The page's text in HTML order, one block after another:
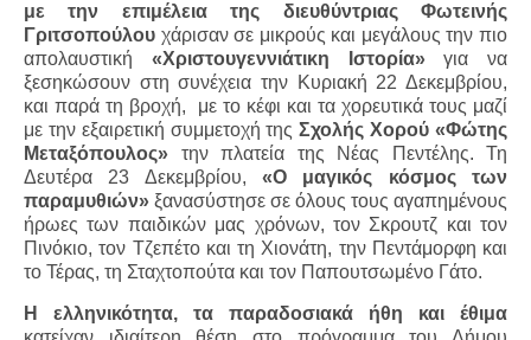
με την επιμέλεια της διευθύντριας Φωτεινής
Γριτσοπούλου χάρισαν σε μικρούς και μεγάλους την πιο
απολαυστική «Χριστουγεννιάτικη Ιστορία»για να
ξεσηκώσουν στη συνέχεια την Κυριακή 22 Δεκεμβρίου,
και παρά τη βροχή,
με το κέφι και τα χορευτικά τους μαζί
με την εξαιρετική συμμετοχή τηςΣχολής Χορού «Φώτης
Μεταξόπουλος» την πλατεία της Νέας Πεντέλης. Τη
Δευτέρα 23 Δεκεμβρίου, «Ο μαγικός κόσμος των
παραμυθιών» ξανασύστησε σε όλους τους αγαπημένους
ήρωες των παιδικών μας χρόνων, τον Σκρουτζ και τον
Πινόκιο, τον Τζεπέτο και τη Χιονάτη, την Πεντάμορφη και
το Τέρας, τη Σταχτοπούτα και τον Παπουτσωμένο Γάτο.
Η ελληνικότητα, τα παραδοσιακά ήθη και έθιμα